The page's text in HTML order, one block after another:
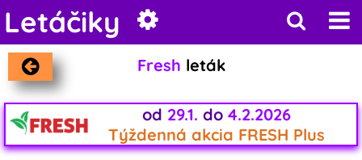
Letáčiky
Fresh leták
od 29.1. do 4.2.2026
Týždenná akcia FRESH Plus